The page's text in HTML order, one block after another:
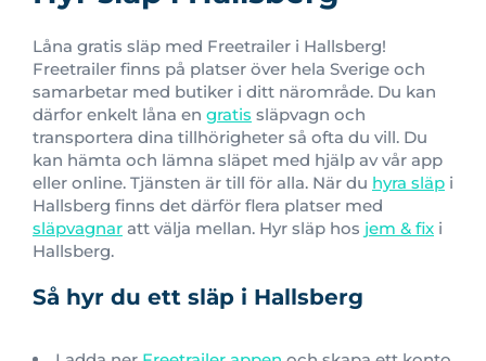
Låna gratis släp med Freetrailer i Hallsberg!
Freetrailer finns på platser över hela Sverige och
samarbetar med butiker i ditt närområde. Du kan
därfor enkelt låna en gratis släpvagn och
transportera dina tillhörigheter så ofta du vill. Du
kan hämta och lämna släpet med hjälp av vår app
eller online. Tjänsten är till för alla. När du hyra släp i
Hallsberg finns det därför flera platser med
släpvagnar att välja mellan. Hyr släp hos jem & fix i
Hallsberg.
Så hyr du ett släp i Hallsberg